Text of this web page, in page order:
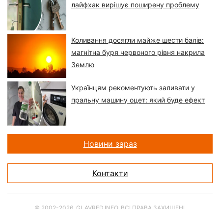
лайфхак вирішує поширену проблему
Коливання досягли майже шести балів:
магнітна буря червоного рівня накрила
Землю
Українцям рекоментують заливати у
пральну машину оцет: який буде ефект
Новини зараз
Контакти